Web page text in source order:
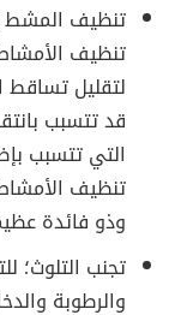
تنظيف المشط
تنظيف
لتقليل تساقط
قد تتسبب
التي تتسبب
تنظيف
وذو فائدة
تجنب التلوث؛
والرطوبة